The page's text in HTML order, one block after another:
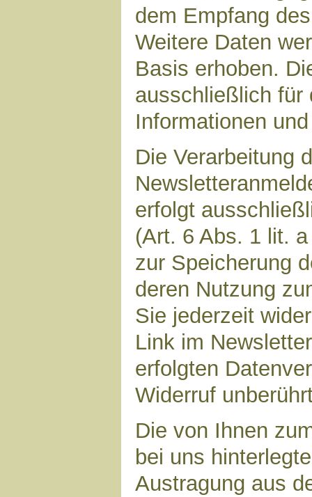
dem Empfang
Weitere Daten
Basis erhoben.
ausschließlich für
Informationen
Die Verarbeitung
erfolgt
(Art. 6 Abs. 1 lit.
zur Speicherung
deren Nutzung
Sie jederzeit
Link im
erfolgten
Widerruf
Die von Ihnen
bei uns
Austragung aus